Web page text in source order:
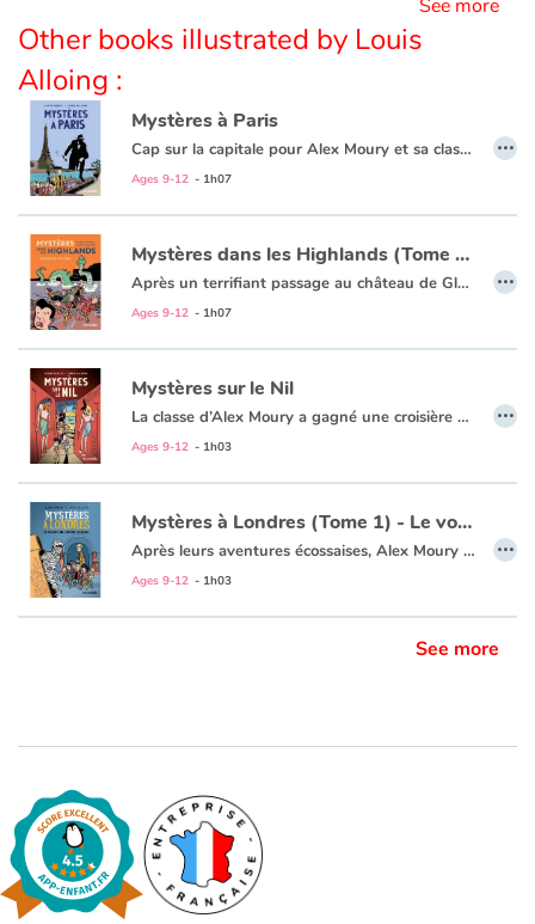
See more
Other books illustrated by Louis
Alloing :
Mystères à Paris
Cap sur la capitale pour Alex Moury et sa classe !
Ages 9-12 - 1h07
…
Mystères dans les Highlands (Tome 3) - Panique au Loch Ness
Après un terrifiant passage au château de Glamis, la classe de Monsieur Moury poursuit son périple et s’enfonce dans les Hautes Terres écossaises. D’inquiétantes créatures, telles que les Bonnets Rouges ou Nessie, s’immiscent dans le voyage, et le mystère s’épaissit autour de cet intrigant vol de bijoux…
Ages 9-12 - 1h07
…
Mystères sur le Nil
La classe d’Alex Moury a gagné une croisière sur le Nil. Embarqués sur le Sobek qui tient plus du navire pirate que d’un palace flottant, les CM2 descendent le Nil, de Louxor à Assouan, tout en visitant des temples et des tombeaux. Mais le voyage n’est pas sans périls : outre le danger des crocodiles, des pirates suivent l’avancée du bateau et tentent même une attaque. Pour couronner le tout, deux touristes, qui ont rejoint les passagers, se sont fait agresser dans un temple, sous les yeux des élèves. Que recherchent les bandits ? Y aurait-il un secret sur le Sobek ?
Ages 9-12 - 1h03
…
Mystères à Londres (Tome 1) - Le voleur du British Museum
Après leurs aventures écossaises, Alex Moury et sa classe de CM2 repartent sur les routes anglaises. Ils vont découvrir Londres, ses parcs , ses musées fascinants et sa diversité culturelle... mais aussi se retrouver au cœur d’une nouvelle intrigue. Tout commence par une mallette tombée par mégarde entre les mains d’Alex Moury, avec à l'intérieur un manuscrit original signé d’un certain William Shakespeare...
Ages 9-12 - 1h03
…
See more